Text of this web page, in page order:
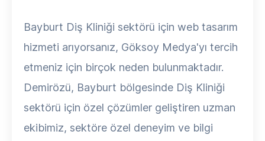
Bayburt Diş Kliniği sektörü için web tasarım
hizmeti arıyorsanız, Göksoy Medya'yı tercih
etmeniz için birçok neden bulunmaktadır.
Demirözü, Bayburt bölgesinde Diş Kliniği
sektörü için özel çözümler geliştiren uzman
ekibimiz, sektöre özel deneyim ve bilgi